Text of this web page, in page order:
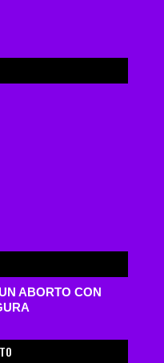
ABORTO CON